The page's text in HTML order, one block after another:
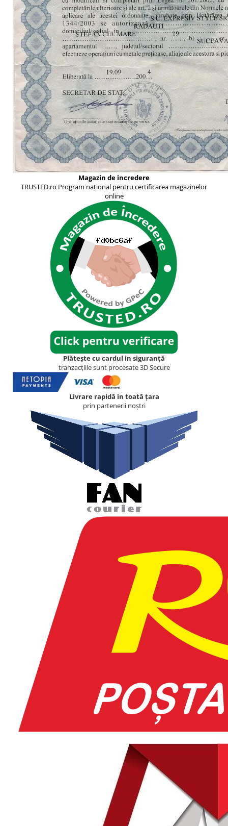
Magazin de incredere
TRUSTED.ro Program național pentru certificarea magazinelor
online
Plătește cu cardul in siguranță
tranzacțiile sunt procesate 3D Secure
Livrare rapidă in toată țara
prin partenerii noștri